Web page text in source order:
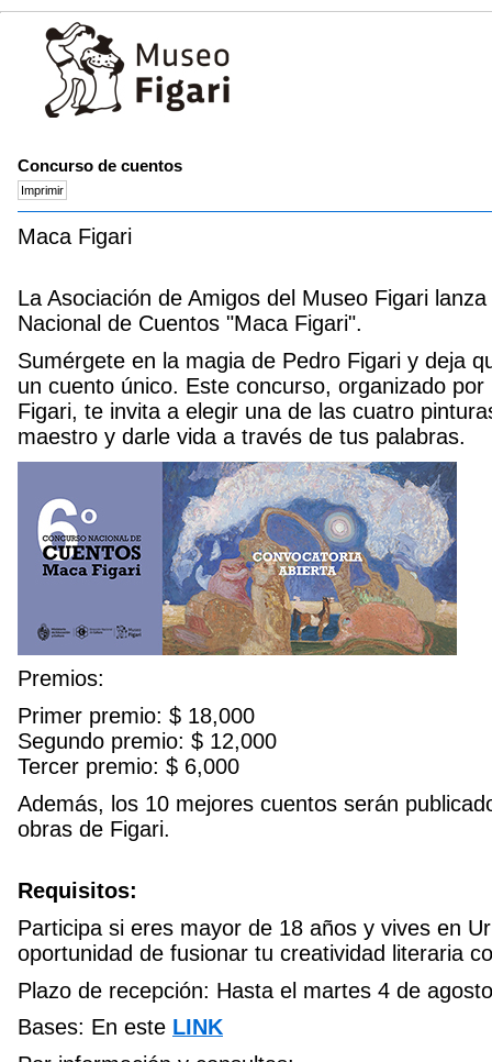
Concurso de cuentos
Maca Figari
La Asociación de Amigos del Museo Figari
Nacional de Cuentos "Maca Figari".
Sumérgete en la magia de Pedro Figari y deja
un cuento único. Este concurso, organizado
Figari, te invita a elegir una de las cuatro
maestro y darle vida a través de tus palabras.
Premios:
Primer premio: $ 18,000
Segundo premio: $ 12,000
Tercer premio: $ 6,000
Además, los 10 mejores cuentos serán
obras de Figari.
Requisitos:
Participa si eres mayor de 18 años y vives en
oportunidad de fusionar tu creatividad literaria
Plazo de recepción: Hasta el martes 4 de
Bases: En este LINK